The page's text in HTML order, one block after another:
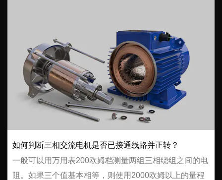
如何判断三相交流电机是否已接通线路并正转？
一般可以用万用表200欧姆档测量两组三相绕组之间的电
阻。如果三个值基本相等，则使用2000欧姆以上的量程